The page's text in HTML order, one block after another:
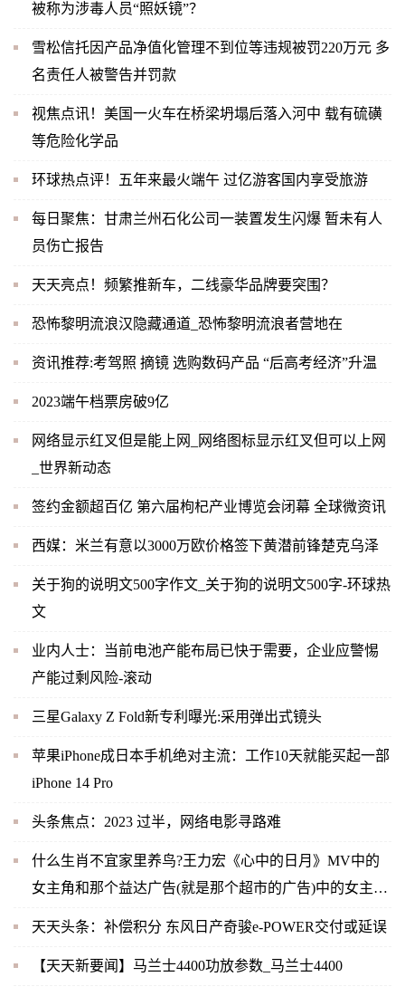
被称为涉毒人员“照妖镜”？
雪松信托因产品净值化管理不到位等违规被罚220万元 多
名责任人被警告并罚款
视焦点讯！美国一火车在桥梁坍塌后落入河中 载有硫磺
等危险化学品
环球热点评！五年来最火端午 过亿游客国内享受旅游
每日聚焦：甘肃兰州石化公司一装置发生闪爆 暂未有人
员伤亡报告
天天亮点！频繁推新车，二线豪华品牌要突围？
恐怖黎明流浪汉隐藏通道_恐怖黎明流浪者营地在
资讯推荐:考驾照 摘镜 选购数码产品 “后高考经济”升温
2023端午档票房破9亿
网络显示红叉但是能上网_网络图标显示红叉但可以上网
_世界新动态
签约金额超百亿 第六届枸杞产业博览会闭幕 全球微资讯
西媒：米兰有意以3000万欧价格签下黄潜前锋楚克乌泽
关于狗的说明文500字作文_关于狗的说明文500字-环球热
文
业内人士：当前电池产能布局已快于需要，企业应警惕
产能过剩风险-滚动
三星Galaxy Z Fold新专利曝光:采用弹出式镜头
苹果iPhone成日本手机绝对主流：工作10天就能买起一部
iPhone 14 Pro
头条焦点：2023 过半，网络电影寻路难
什么生肖不宜家里养鸟?王力宏《心中的日月》MV中的
女主角和那个益达广告(就是那个超市的广告)中的女主角
天天头条：补偿积分 东风日产奇骏e-POWER交付或延误
【天天新要闻】马兰士4400功放参数_马兰士4400